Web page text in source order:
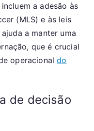
a adesão às
(MLS) e às leis
a manter uma
que é crucial
operacionaldo
de decisão